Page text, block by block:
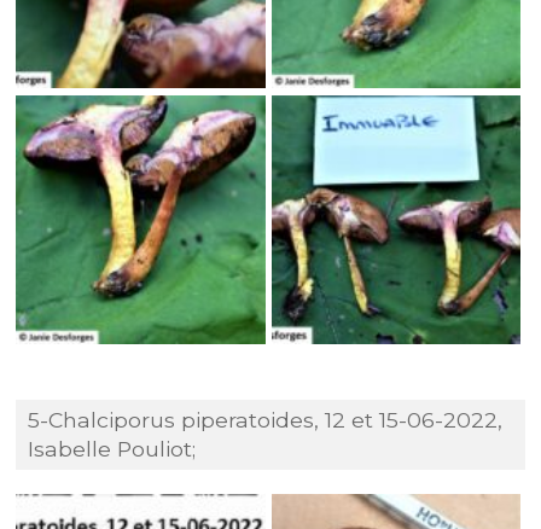
5-Chalciporus piperatoides, 12 et 15-06-2022,
Isabelle Pouliot;